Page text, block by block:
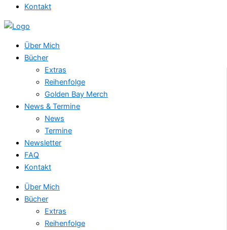
Kontakt
Über Mich
Bücher
Extras
Reihenfolge
Golden Bay Merch
News & Termine
News
Termine
Newsletter
FAQ
Kontakt
Über Mich
Bücher
Extras
Reihenfolge